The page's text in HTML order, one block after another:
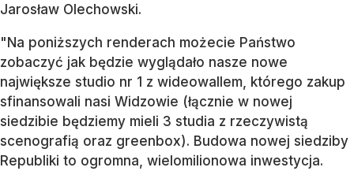
Jarosław Olechowski.
"Na poniższych renderach możecie Państwo
zobaczyć jak będzie wyglądało nasze nowe
największe studio nr 1 z wideowallem, którego zakup
sfinansowali nasi Widzowie (łącznie w nowej
siedzibie będziemy mieli 3 studia z rzeczywistą
scenografią oraz greenbox). Budowa nowej siedziby
Republiki to ogromna, wielomilionowa inwestycja.